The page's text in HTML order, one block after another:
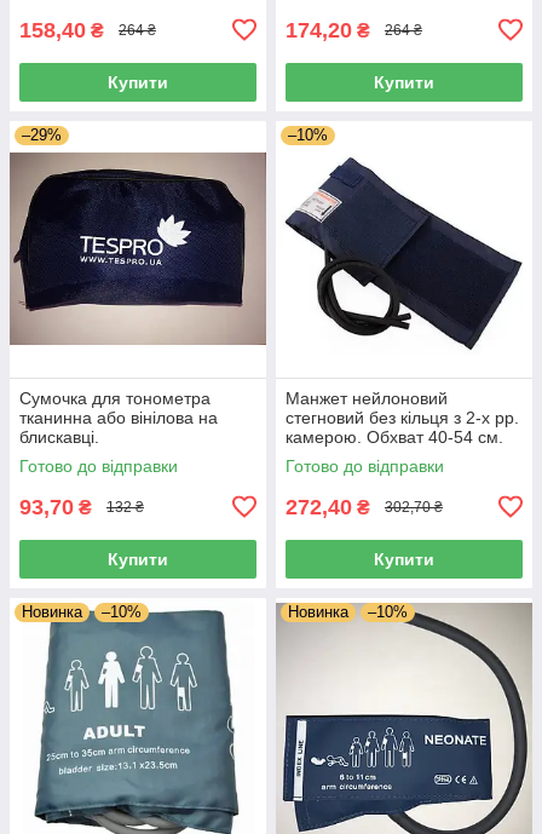
158,40 ₴ 264 ₴
Купити
174,20 ₴ 264 ₴
Купити
–29%
Сумочка для тонометра
тканинна або вінілова на
блискавці.
Готово до відправки
93,70 ₴ 132 ₴
Купити
–10%
Манжет нейлоновий
стегновий без кільця з 2-х рр.
камерою. Обхват 40-54 см.
Розмір 71,5*21 см
Готово до відправки
272,40 ₴ 302,70 ₴
Купити
Новинка –10% Новинка –10%